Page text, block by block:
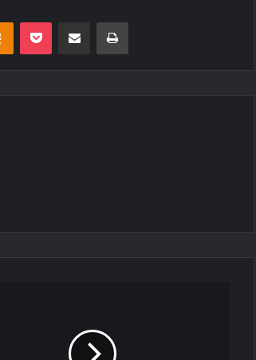
Odnoklassniki
Pocket E-Posta ile paylaş Yazdır